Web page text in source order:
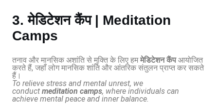
3. मेडिटेशन कैंप | Meditation
Camps
तनाव और मानसिक अशांति से मुक्ति के लिए हममेडिटेशन कैंपआयोजित
करते हैं, जहाँ लोग मानसिक शांति और आंतरिक संतुलन प्राप्त कर सकते
हैं।
To relieve stress and mental unrest, we
conduct meditation camps, where individuals can
achieve mental peace and inner balance.